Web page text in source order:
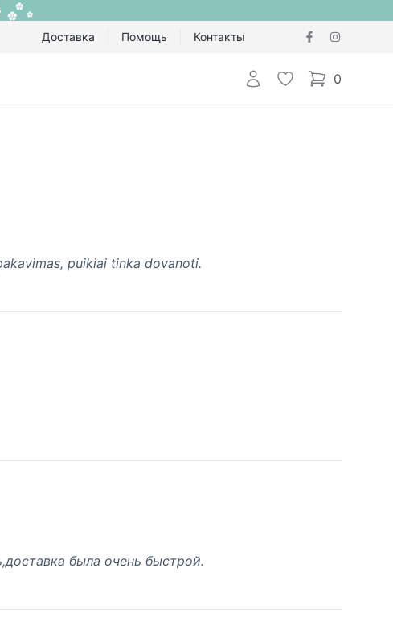
Доставка Помощь Контакты
Авторизоваться
Избранное
0
items in cart,
puikiai tinka dovanoti.
была очень быстрой.